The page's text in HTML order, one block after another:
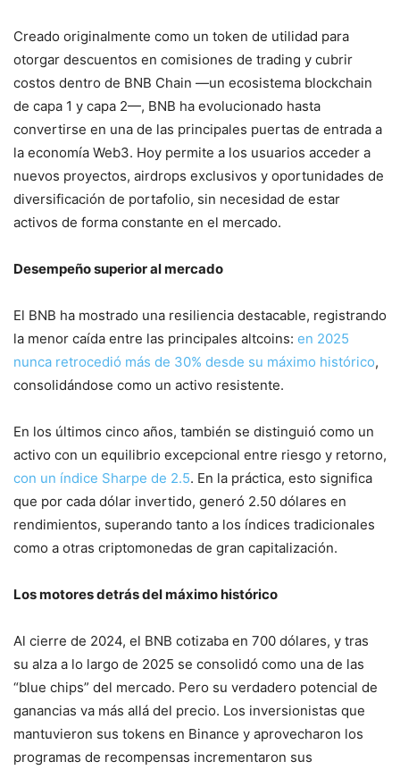
Creado originalmente como un token de utilidad para
otorgar descuentos en comisiones de trading y cubrir
costos dentro de BNB Chain —un ecosistema blockchain
de capa 1 y capa 2—, BNB ha evolucionado hasta
convertirse en una de las principales puertas de entrada a
la economía Web3. Hoy permite a los usuarios acceder a
nuevos proyectos, airdrops exclusivos y oportunidades de
diversificación de portafolio, sin necesidad de estar
activos de forma constante en el mercado.
Desempeño superior al mercado
El BNB ha mostrado una resiliencia destacable, registrando
la menor caída entre las principales altcoins: en 2025
nunca retrocedió más de 30% desde su máximo histórico,
consolidándose como un activo resistente.
En los últimos cinco años, también se distinguió como un
activo con un equilibrio excepcional entre riesgo y retorno,
con un índice Sharpe de 2.5. En la práctica, esto significa
que por cada dólar invertido, generó 2.50 dólares en
rendimientos, superando tanto a los índices tradicionales
como a otras criptomonedas de gran capitalización.
Los motores detrás del máximo histórico
Al cierre de 2024, el BNB cotizaba en 700 dólares, y tras
su alza a lo largo de 2025 se consolidó como una de las
“blue chips” del mercado. Pero su verdadero potencial de
ganancias va más allá del precio. Los inversionistas que
mantuvieron sus tokens en Binance y aprovecharon los
programas de recompensas incrementaron sus